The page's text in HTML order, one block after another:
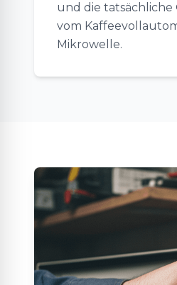
und die tatsächliche
vom
Mikrowelle.